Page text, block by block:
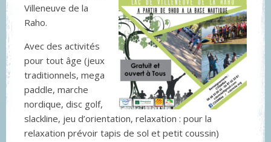
Villeneuve de la
Raho.
Avec des activités
pour tout âge (jeux
traditionnels, mega
paddle, marche
nordique, disc golf,
slackline, jeu d’orientation, relaxation : pour la
relaxation prévoir tapis de sol et petit coussin)